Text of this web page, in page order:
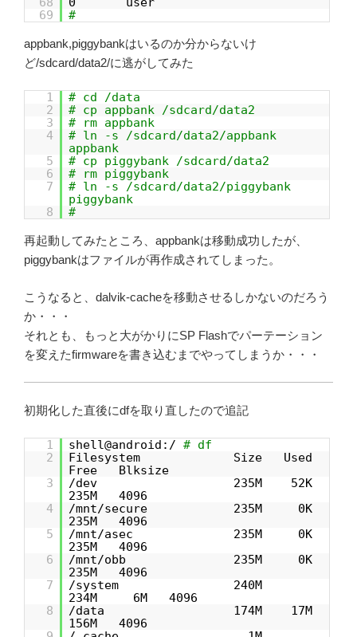
69
#
appbank,piggybankはいるのか分からないけ
ど/sdcard/data2/に逃がしてみた
1
# cd /data
2
# cp appbank /sdcard/data2
3
# rm appbank
4
# ln -s /sdcard/data2/appbank
appbank
5
# cp piggybank /sdcard/data2
6
# rm piggybank
7
# ln -s /sdcard/data2/piggybank
piggybank
8
#
再起動してみたところ、appbankは移動成功したが、
piggybankはファイルが再作成されてしまった。
こうなると、dalvik-cacheを移動させるしかないのだろう
か・・・
それとも、もっと大がかりにSP Flashでパーテーション
を変えたfirmwareを書き込むまでやってしまうか・・・
初期化した直後にdfを取り直したので追記
1 shell@android:/ # df
2
Filesystem Size Used
Free Blksize
3
/dev 235M 52K
235M 4096
4
/mnt/secure 235M 0K
235M 4096
5
/mnt/asec 235M 0K
235M 4096
6
/mnt/obb 235M 0K
235M 4096
7
/system 240M
234M 6M 4096
8
/data 174M 17M
156M 4096